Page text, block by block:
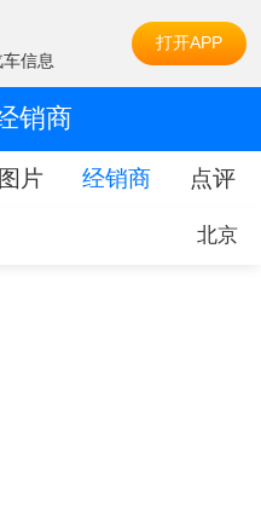
信息
打开APP
销商
图片 经销商 点评
北京